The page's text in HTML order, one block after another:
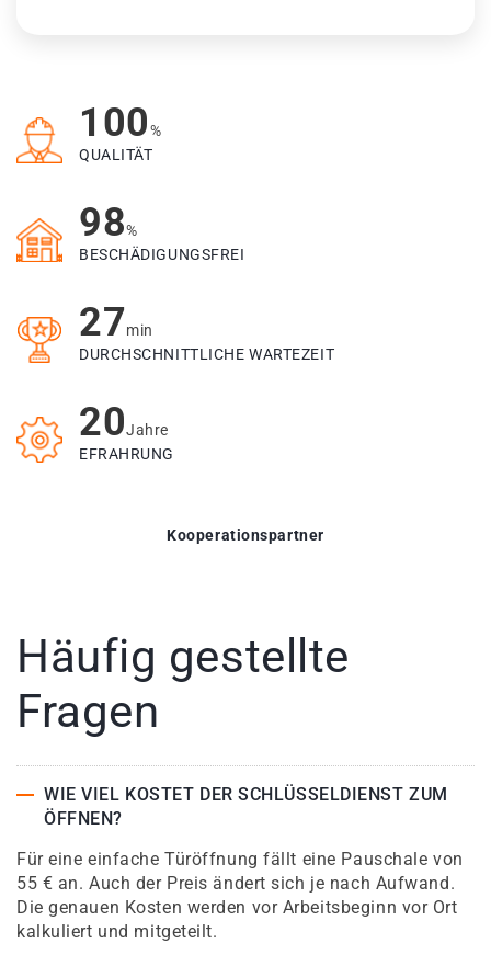
100%
QUALITÄT
98%
BESCHÄDIGUNGSFREI
27min
DURCHSCHNITTLICHE WARTEZEIT
20Jahre
EFRAHRUNG
Kooperationspartner
Häufig gestellte
Fragen
WIE VIEL KOSTET DER SCHLÜSSELDIENST ZUM
ÖFFNEN?
Für eine einfache Türöffnung fällt eine Pauschale von
55 € an. Auch der Preis ändert sich je nach Aufwand.
Die genauen Kosten werden vor Arbeitsbeginn vor Ort
kalkuliert und mitgeteilt.